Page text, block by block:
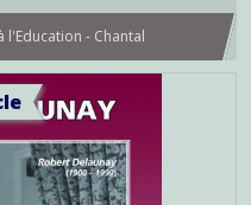
l'Education - Chantal